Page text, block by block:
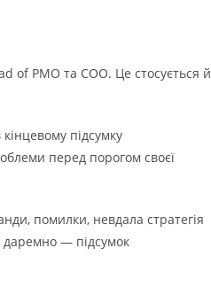
of PMO та COO. Це стосується й
підсумку
перед порогом своєї
помилки, невдала стратегія
даремно — підсумок